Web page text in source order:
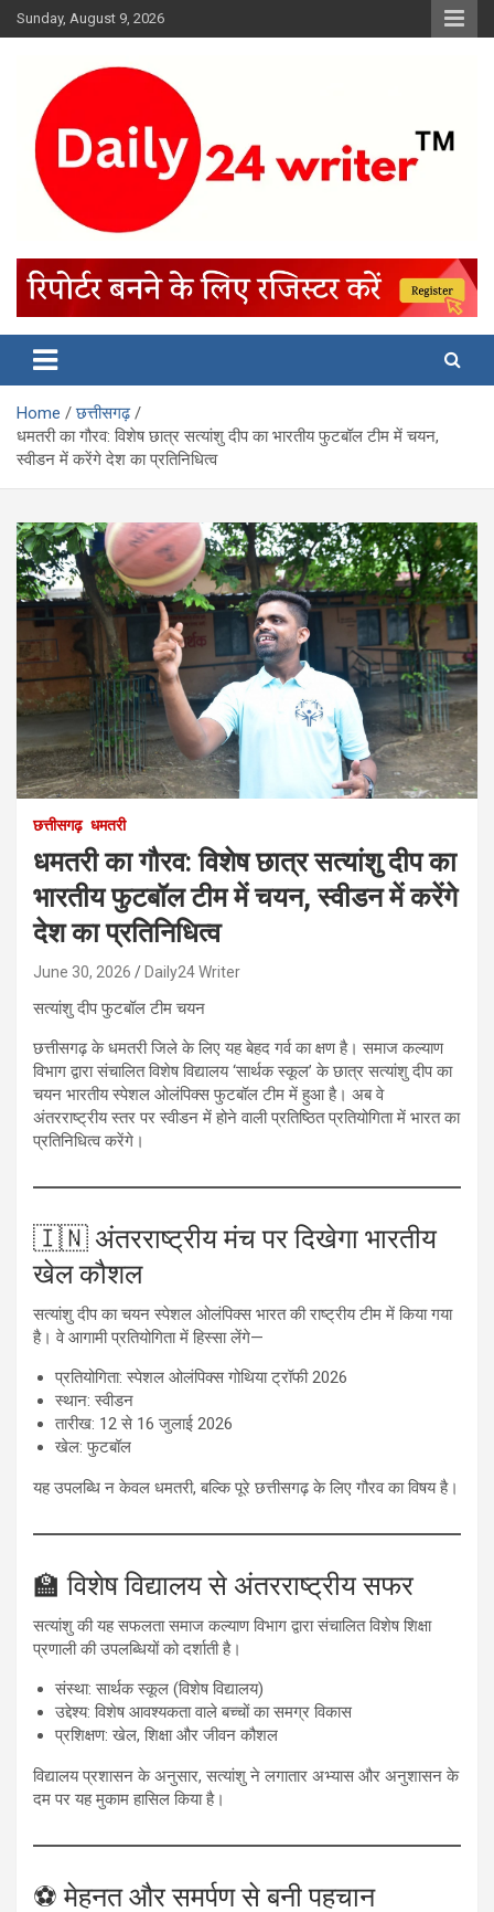
Skip
to
Sunday, August 9, 2026
Home
छत्तीसगढ़
धमतरी का गौरव: विशेष छात्र सत्यांशु दीप का भारतीय फुटबॉल टीम में चयन,
स्वीडन में करेंगे देश का प्रतिनिधित्व
छत्तीसगढ़ धमतरी
धमतरी का गौरव: विशेष छात्र सत्यांशु दीप का
भारतीय फुटबॉल टीम में चयन, स्वीडन में करेंगे
देश का प्रतिनिधित्व
June 30, 2026 Daily24 Writer
सत्यांशु दीप फुटबॉल टीम चयन
छत्तीसगढ़ के धमतरी जिले के लिए यह बेहद गर्व का क्षण है। समाज कल्याण
विभाग द्वारा संचालित विशेष विद्यालय ‘सार्थक स्कूल’ के छात्र सत्यांशु दीप का
चयन भारतीय स्पेशल ओलंपिक्स फुटबॉल टीम में हुआ है। अब वे
अंतरराष्ट्रीय स्तर पर स्वीडन में होने वाली प्रतिष्ठित प्रतियोगिता में भारत का
प्रतिनिधित्व करेंगे।
🇮🇳 अंतरराष्ट्रीय मंच पर दिखेगा भारतीय
खेल कौशल
सत्यांशु दीप का चयन स्पेशल ओलंपिक्स भारत की राष्ट्रीय टीम में किया गया
है। वे आगामी प्रतियोगिता में हिस्सा लेंगे—
प्रतियोगिता: स्पेशल ओलंपिक्स गोथिया ट्रॉफी 2026
स्थान: स्वीडन
तारीख: 12 से 16 जुलाई 2026
खेल: फुटबॉल
यह उपलब्धि न केवल धमतरी, बल्कि पूरे छत्तीसगढ़ के लिए गौरव का विषय है।
🏫 विशेष विद्यालय से अंतरराष्ट्रीय सफर
सत्यांशु की यह सफलता समाज कल्याण विभाग द्वारा संचालित विशेष शिक्षा
प्रणाली की उपलब्धियों को दर्शाती है।
संस्था: सार्थक स्कूल (विशेष विद्यालय)
उद्देश्य: विशेष आवश्यकता वाले बच्चों का समग्र विकास
प्रशिक्षण: खेल, शिक्षा और जीवन कौशल
विद्यालय प्रशासन के अनुसार, सत्यांशु ने लगातार अभ्यास और अनुशासन के
दम पर यह मुकाम हासिल किया है।
⚽ मेहनत और समर्पण से बनी पहचान